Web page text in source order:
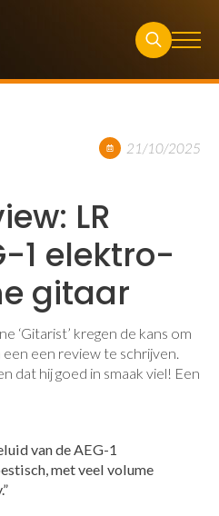
for:
21/10/2025
LR
1 elektro-
gitaar
‘Gitarist’ kregen de kans om
een review te schrijven.
dat hij goed in smaak viel! Een
van de AEG-1
met veel volume